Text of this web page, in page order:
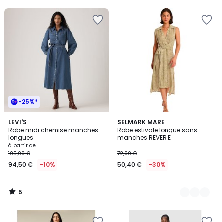
-25%*
LEVI'S
Robe midi chemise manches
longues
à partir de
105,00 €
94,50 € -10%
5
/
5
5
/
SELMARK MARE
Robe estivale longue sans
manches REVERIE
72,00 €
50,40 € -30%
2
Couleurs